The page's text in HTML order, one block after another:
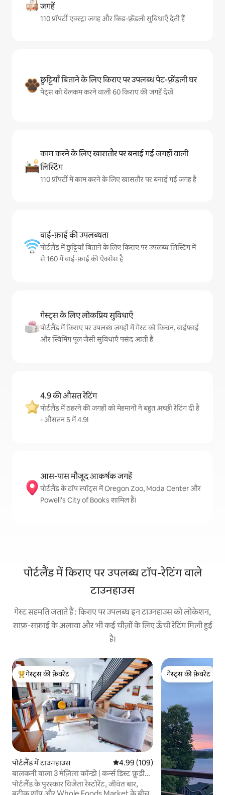
जगहें
110 प्रॉपर्टी एक्स्ट्रा जगह और किड-फ़्रेंडली सुविधाएँ देती हैं
छुट्टियाँ बिताने के लिए किराए पर उपलब्ध पेट-फ़्रेंडली घर
पेट्स को वेलकम करने वाली 60 किराए की जगहें देखें
काम करने के लिए खासतौर पर बनाई गई जगहों वाली
लिस्टिंग
110 प्रॉपर्टी में काम करने के लिए खासतौर पर बनाई गई जगह है
वाई-फ़ाई की उपलब्धता
पोर्टलैंड में छुट्टियाँ बिताने के लिए किराए पर उपलब्ध लिस्टिंग में
से 160 में वाई-फ़ाई की ऐक्सेस है
गेस्ट्स के लिए लोकप्रिय सुविधाएँ
पोर्टलैंड में किराए पर उपलब्ध जगहों में गेस्ट को किचन, वाईफ़ाई
और स्विमिंग पूल जैसी सुविधाएँ पसंद आती हैं
4.9 की औसत रेटिंग
पोर्टलैंड में ठहरने की जगहों को मेहमानों ने बहुत अच्छी रेटिंग दी है
- औसतन 5 में 4.9!
आस-पास मौजूद आकर्षक जगहें
पोर्टलैंड के टॉप स्पॉट्स में Oregon Zoo, Moda Center और
Powell's City of Books शामिल हैं।
पोर्टलैंड में किराए पर उपलब्ध टॉप-रेटिंग वाले
टाउनहाउस
गेस्ट सहमति जताते हैं : किराए पर उपलब्ध इन टाउनहाउस को लोकेशन,
साफ़-सफ़ाई के अलावा और भी कई चीज़ों के लिए ऊँची रेटिंग मिली हुई
है।
गेस्ट्स का टॉप फ़ेवरेट
गेस्ट्स की फ़ेवरेट
पोर्टलैंड में टाउनहाउस औसत रेटिंग 5 में से 4.99, 109 समीक्षाएँ
4.99 (109)
बालकनी वाला 3 मंज़िला कॉन्डो | कर्न्स डिस्ट फ़ूडी
हेवन
पोर्टलैंड के पुरस्कार विजेता रेस्टोरेंट, जीवंत बार,
गेस्ट्स की फ़ेवरेट
गेस्ट्स की फ़ेवरेट